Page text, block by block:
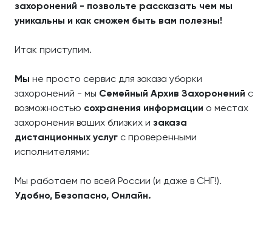
захоронений - позвольте рассказать чем мы
уникальны и как сможем быть вам полезны!
Итак приступим.
Мы не просто сервис для заказа уборки
захоронений - мы Семейный Архив Захоронений с
возможностью сохранения информации о местах
захоронения ваших близких и заказа
дистанционных услуг с проверенными
исполнителями:
Мы работаем по всей России (и даже в СНГ!).
Удобно, Безопасно, Онлайн.